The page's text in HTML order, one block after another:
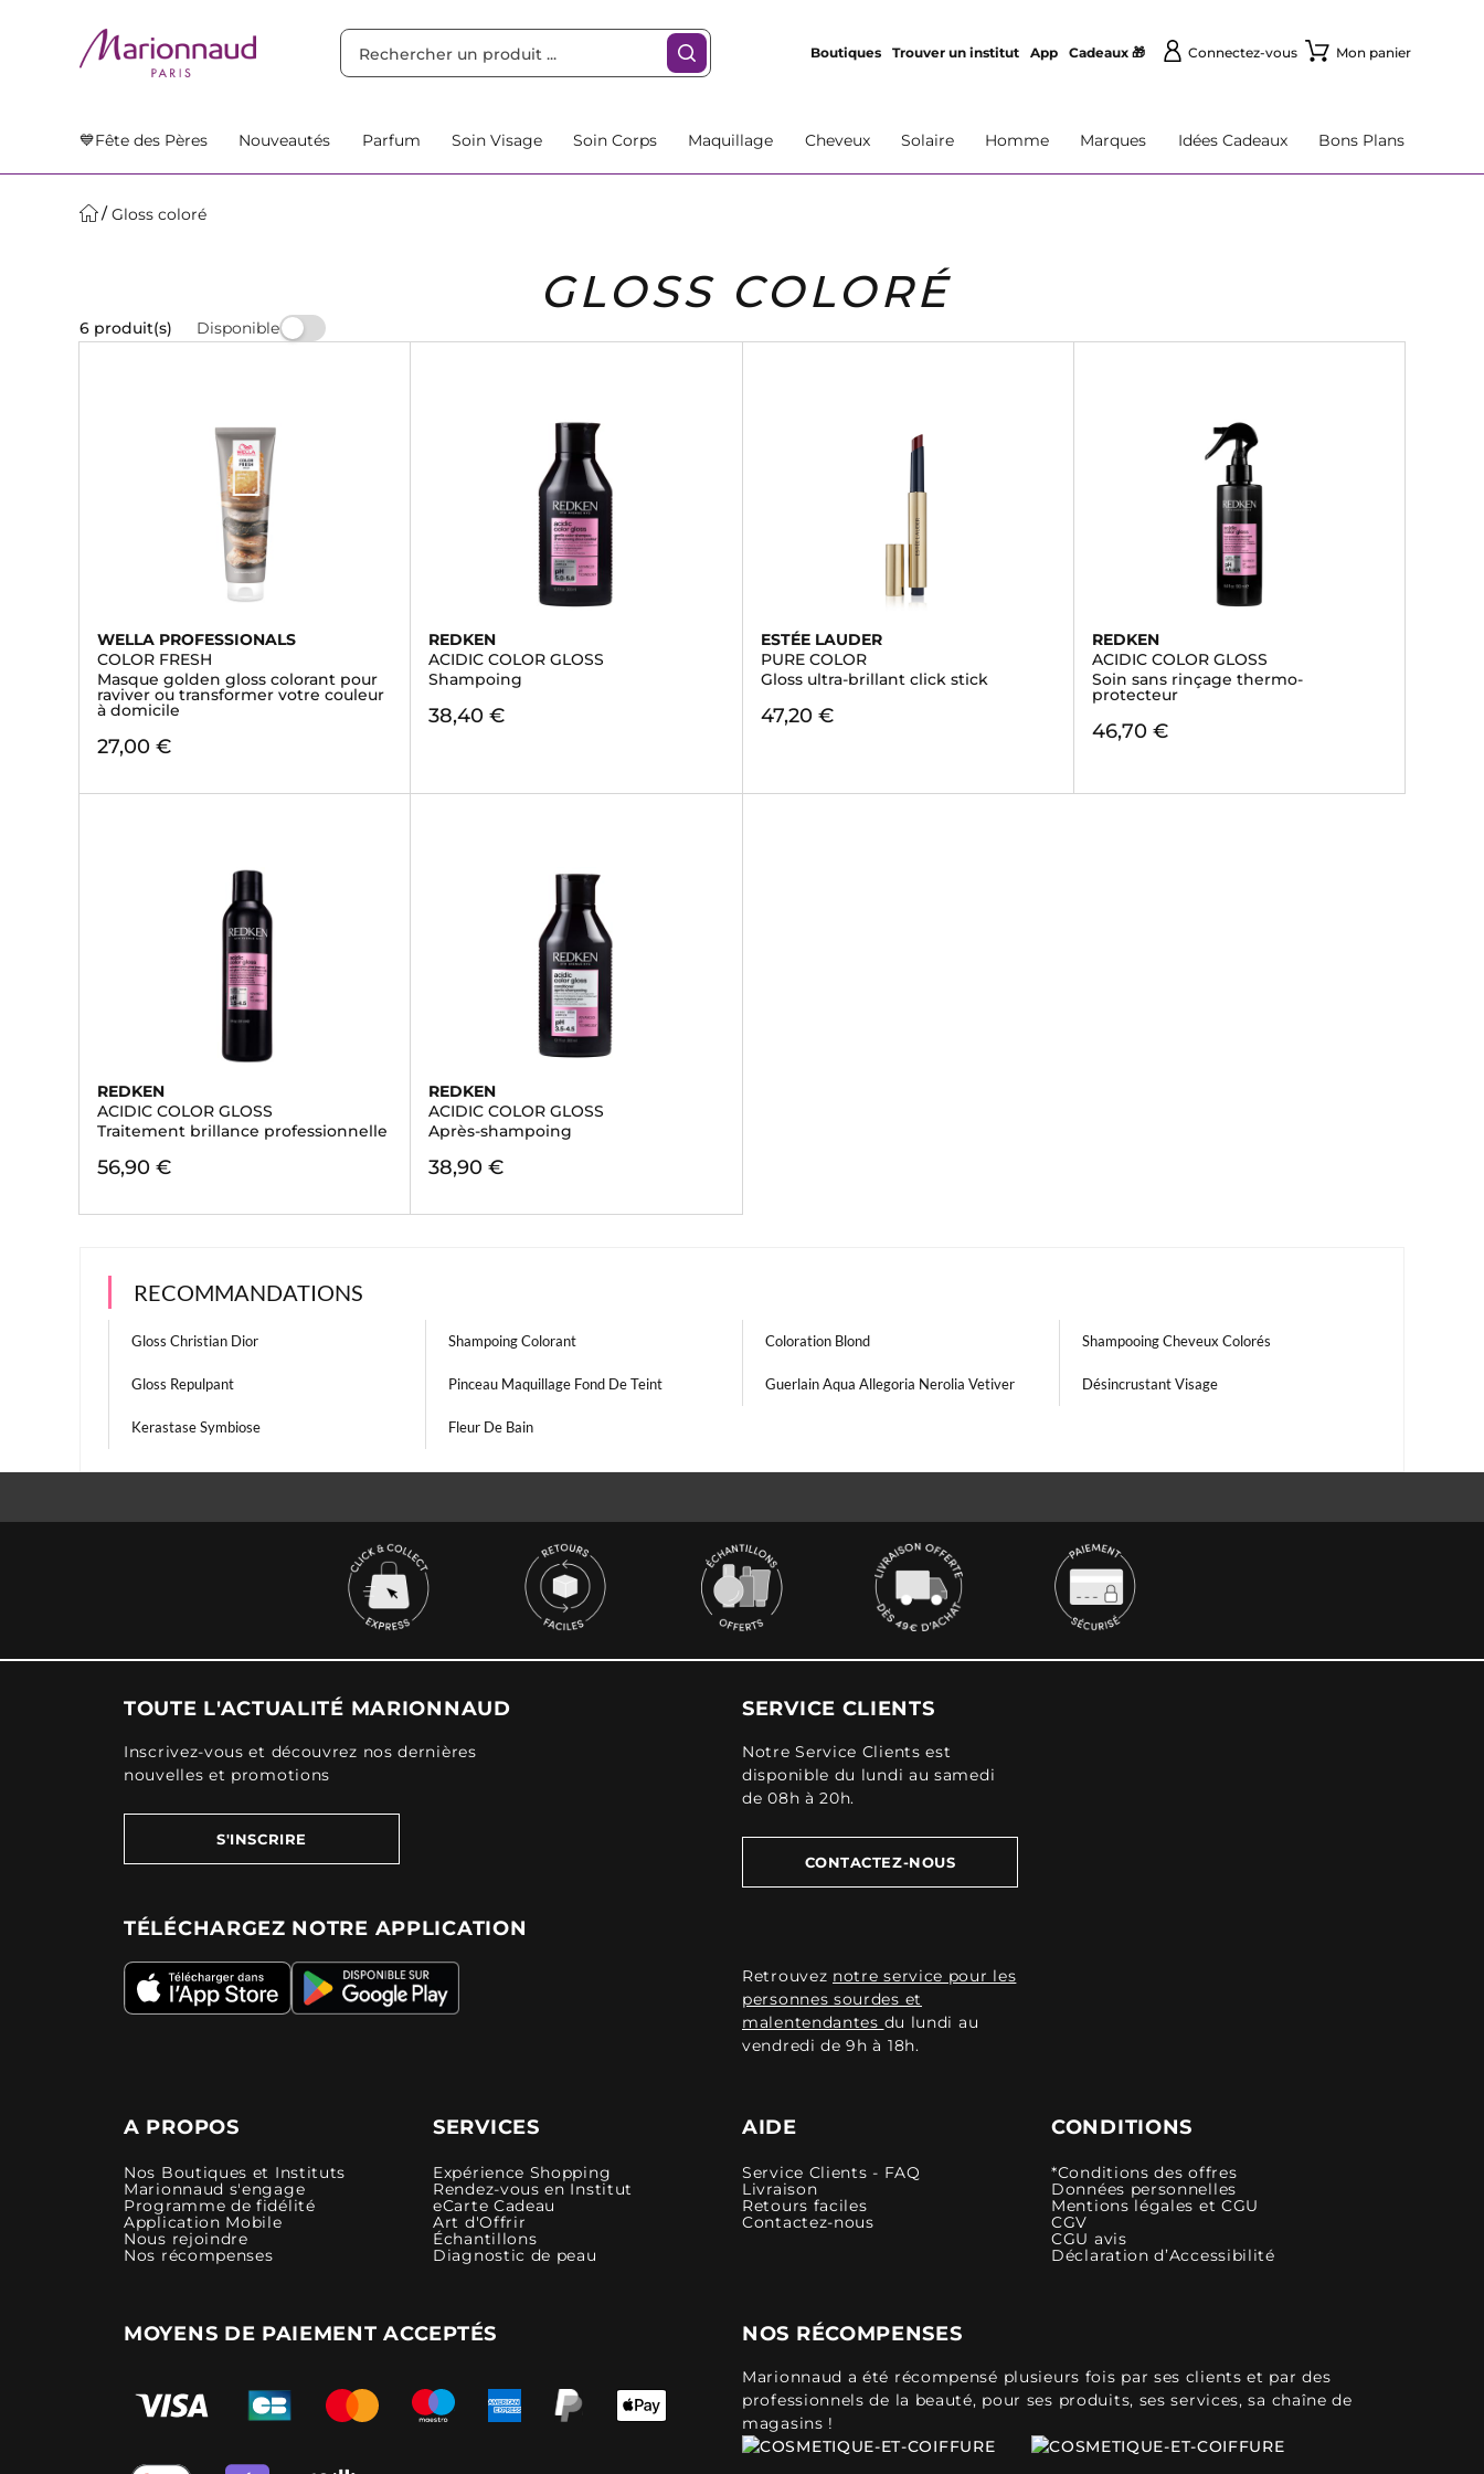
Boutiques Trouver un institut App Cadeaux 🎁 Connectez-vous Mon panier
💙Fête des Pères Nouveautés Parfum Soin Visage Soin Corps Maquillage Cheveux Solaire Homme Marques Idées Cadeaux Bons Plans
Gloss coloré
GLOSS COLORÉ
6 produit(s) Disponible
WELLA PROFESSIONALS
COLOR FRESH
Masque golden gloss colorant pour
raviver ou transformer votre couleur
à domicile
27,00 €
REDKEN
ACIDIC COLOR GLOSS
Shampoing
38,40 €
ESTÉE LAUDER
PURE COLOR
Gloss ultra-brillant click stick
47,20 €
REDKEN
ACIDIC COLOR GLOSS
Soin sans rinçage thermo-
protecteur
46,70 €
REDKEN
ACIDIC COLOR GLOSS
Traitement brillance professionnelle
56,90 €
REDKEN
ACIDIC COLOR GLOSS
Après-shampoing
38,90 €
RECOMMANDATIONS
Gloss Christian Dior Shampoing Colorant Coloration Blond Shampooing Cheveux Colorés
Gloss Repulpant Pinceau Maquillage Fond De Teint Guerlain Aqua Allegoria Nerolia Vetiver Désincrustant Visage
Kerastase Symbiose Fleur De Bain
TOUTE L'ACTUALITÉ MARIONNAUD
Inscrivez-vous et découvrez nos dernières
nouvelles et promotions
S'INSCRIRE
TÉLÉCHARGEZ NOTRE APPLICATION
SERVICE CLIENTS
Notre Service Clients est
disponible du lundi au samedi
de 08h à 20h.
CONTACTEZ-NOUS
Retrouvez notre service pour les
personnes sourdes et
malentendantes du lundi au
vendredi de 9h à 18h.
A PROPOS
Nos Boutiques et Instituts
Marionnaud s'engage
Programme de fidélité
Application Mobile
Nous rejoindre
Nos récompenses
SERVICES
Expérience Shopping
Rendez-vous en Institut
eCarte Cadeau
Art d'Offrir
Échantillons
Diagnostic de peau
AIDE
Service Clients - FAQ
Livraison
Retours faciles
Contactez-nous
CONDITIONS
*Conditions des offres
Données personnelles
Mentions légales et CGU
CGV
CGU avis
Déclaration d’Accessibilité
MOYENS DE PAIEMENT ACCEPTÉS NOS RÉCOMPENSES
Marionnaud a été récompensé plusieurs fois par ses clients et par des
professionnels de la beauté, pour ses produits, ses services, sa chaîne de
magasins !